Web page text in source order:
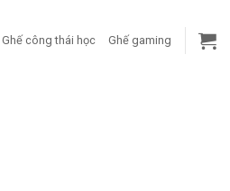
Ghế công thái học Ghế gaming